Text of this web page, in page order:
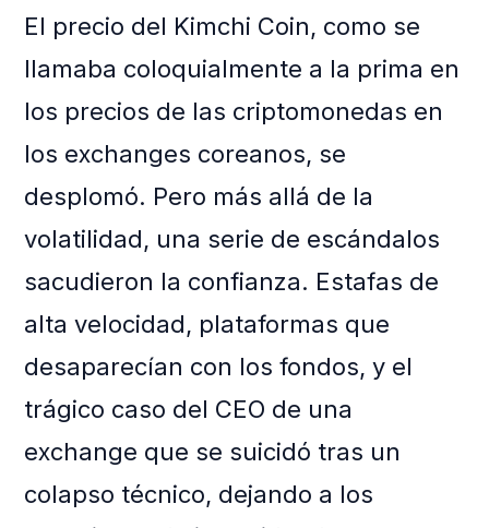
El precio del Kimchi Coin, como se
llamaba coloquialmente a la prima en
los precios de las criptomonedas en
los exchanges coreanos, se
desplomó. Pero más allá de la
volatilidad, una serie de escándalos
sacudieron la confianza. Estafas de
alta velocidad, plataformas que
desaparecían con los fondos, y el
trágico caso del CEO de una
exchange que se suicidó tras un
colapso técnico, dejando a los